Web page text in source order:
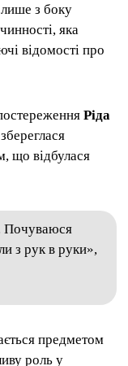
з боку
яка
відомості про
Ріда
що відбулася
Почуваюся
з рук в руки»,
предметом
роль у